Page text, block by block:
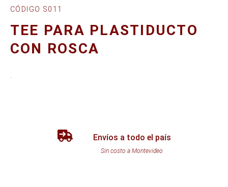
CÓDIGO S011
TEE PARA PLASTIDUCTO
CON ROSCA
Envíos a todo el país
Sin costo a Montevideo